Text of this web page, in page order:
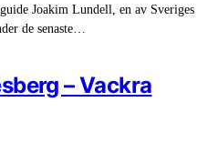
Joakim Lundell, en av Sveriges
de senaste…
– Vackra